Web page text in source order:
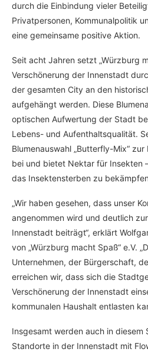
durch die Einbindung vieler
Privatpersonen, Kommunalpolitik
eine gemeinsame positive Aktion.
Seit acht Jahren setzt „Würzburg
Verschönerung der Innenstadt
der gesamten City an den
aufgehängt werden. Diese
optischen Aufwertung der Stadt
Lebens- und Aufenthaltsqualität.
Blumenauswahl „Butterfly-Mix“
bei und bietet Nektar für Insekten
das Insektensterben zu
„Wir haben gesehen, dass unser
angenommen wird und deutlich
Innenstadt beiträgt“, erklärt
von „Würzburg macht Spaß“ e.V.
Unternehmen, der Bürgerschaft,
erreichen wir, dass sich die
Verschönerung der Innenstadt
kommunalen Haushalt entlasten
Insgesamt werden auch in diesem
Standorte in der Innenstadt mit